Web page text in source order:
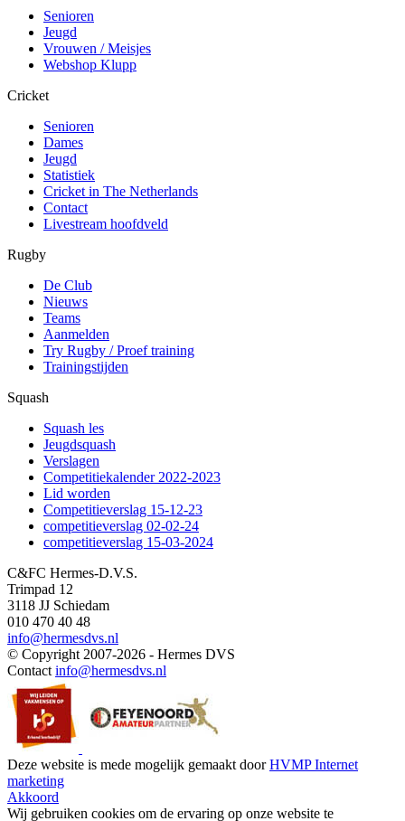
Senioren
Jeugd
Vrouwen / Meisjes
Webshop Klupp
Cricket
Senioren
Dames
Jeugd
Statistiek
Cricket in The Netherlands
Contact
Livestream hoofdveld
Rugby
De Club
Nieuws
Teams
Aanmelden
Try Rugby / Proef training
Trainingstijden
Squash
Squash les
Jeugdsquash
Verslagen
Competitiekalender 2022-2023
Lid worden
Competitieverslag 15-12-23
competitieverslag 02-02-24
competitieverslag 15-03-2024
C&FC Hermes-D.V.S.
Trimpad 12
3118 JJ Schiedam
010 470 40 48
info@hermesdvs.nl
© Copyright 2007-2026 - Hermes DVS
Contact info@hermesdvs.nl
Deze website is mede mogelijk gemaakt doorHVMP Internet
marketing
Akkoord
Wij gebruiken cookies om de ervaring op onze website te